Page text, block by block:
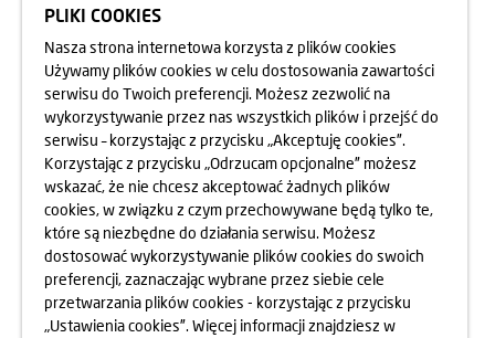
05.05.2025
DZIEŃ OTWARTY
MOKOTOWA SPORTOWEGO
10.05.2025
dowiedz się więcej
PLIKI COOKIES
Nasza strona internetowa korzysta z plików cookies
Używamy plików cookies w celu dostosowania zawartości
serwisu do Twoich preferencji. Możesz zezwolić na
wykorzystywanie przez nas wszystkich plików i przejść do
serwisu – korzystając z przycisku „Akceptuję cookies”.
Korzystając z przycisku „Odrzucam opcjonalne” możesz
wskazać, że nie chcesz akceptować żadnych plików
cookies, w związku z czym przechowywane będą tylko te,
które są niezbędne do działania serwisu. Możesz
dostosować wykorzystywanie plików cookies do swoich
preferencji, zaznaczając wybrane przez siebie cele
przetwarzania plików cookies - korzystając z przycisku
„Ustawienia cookies”. Więcej informacji znajdziesz w